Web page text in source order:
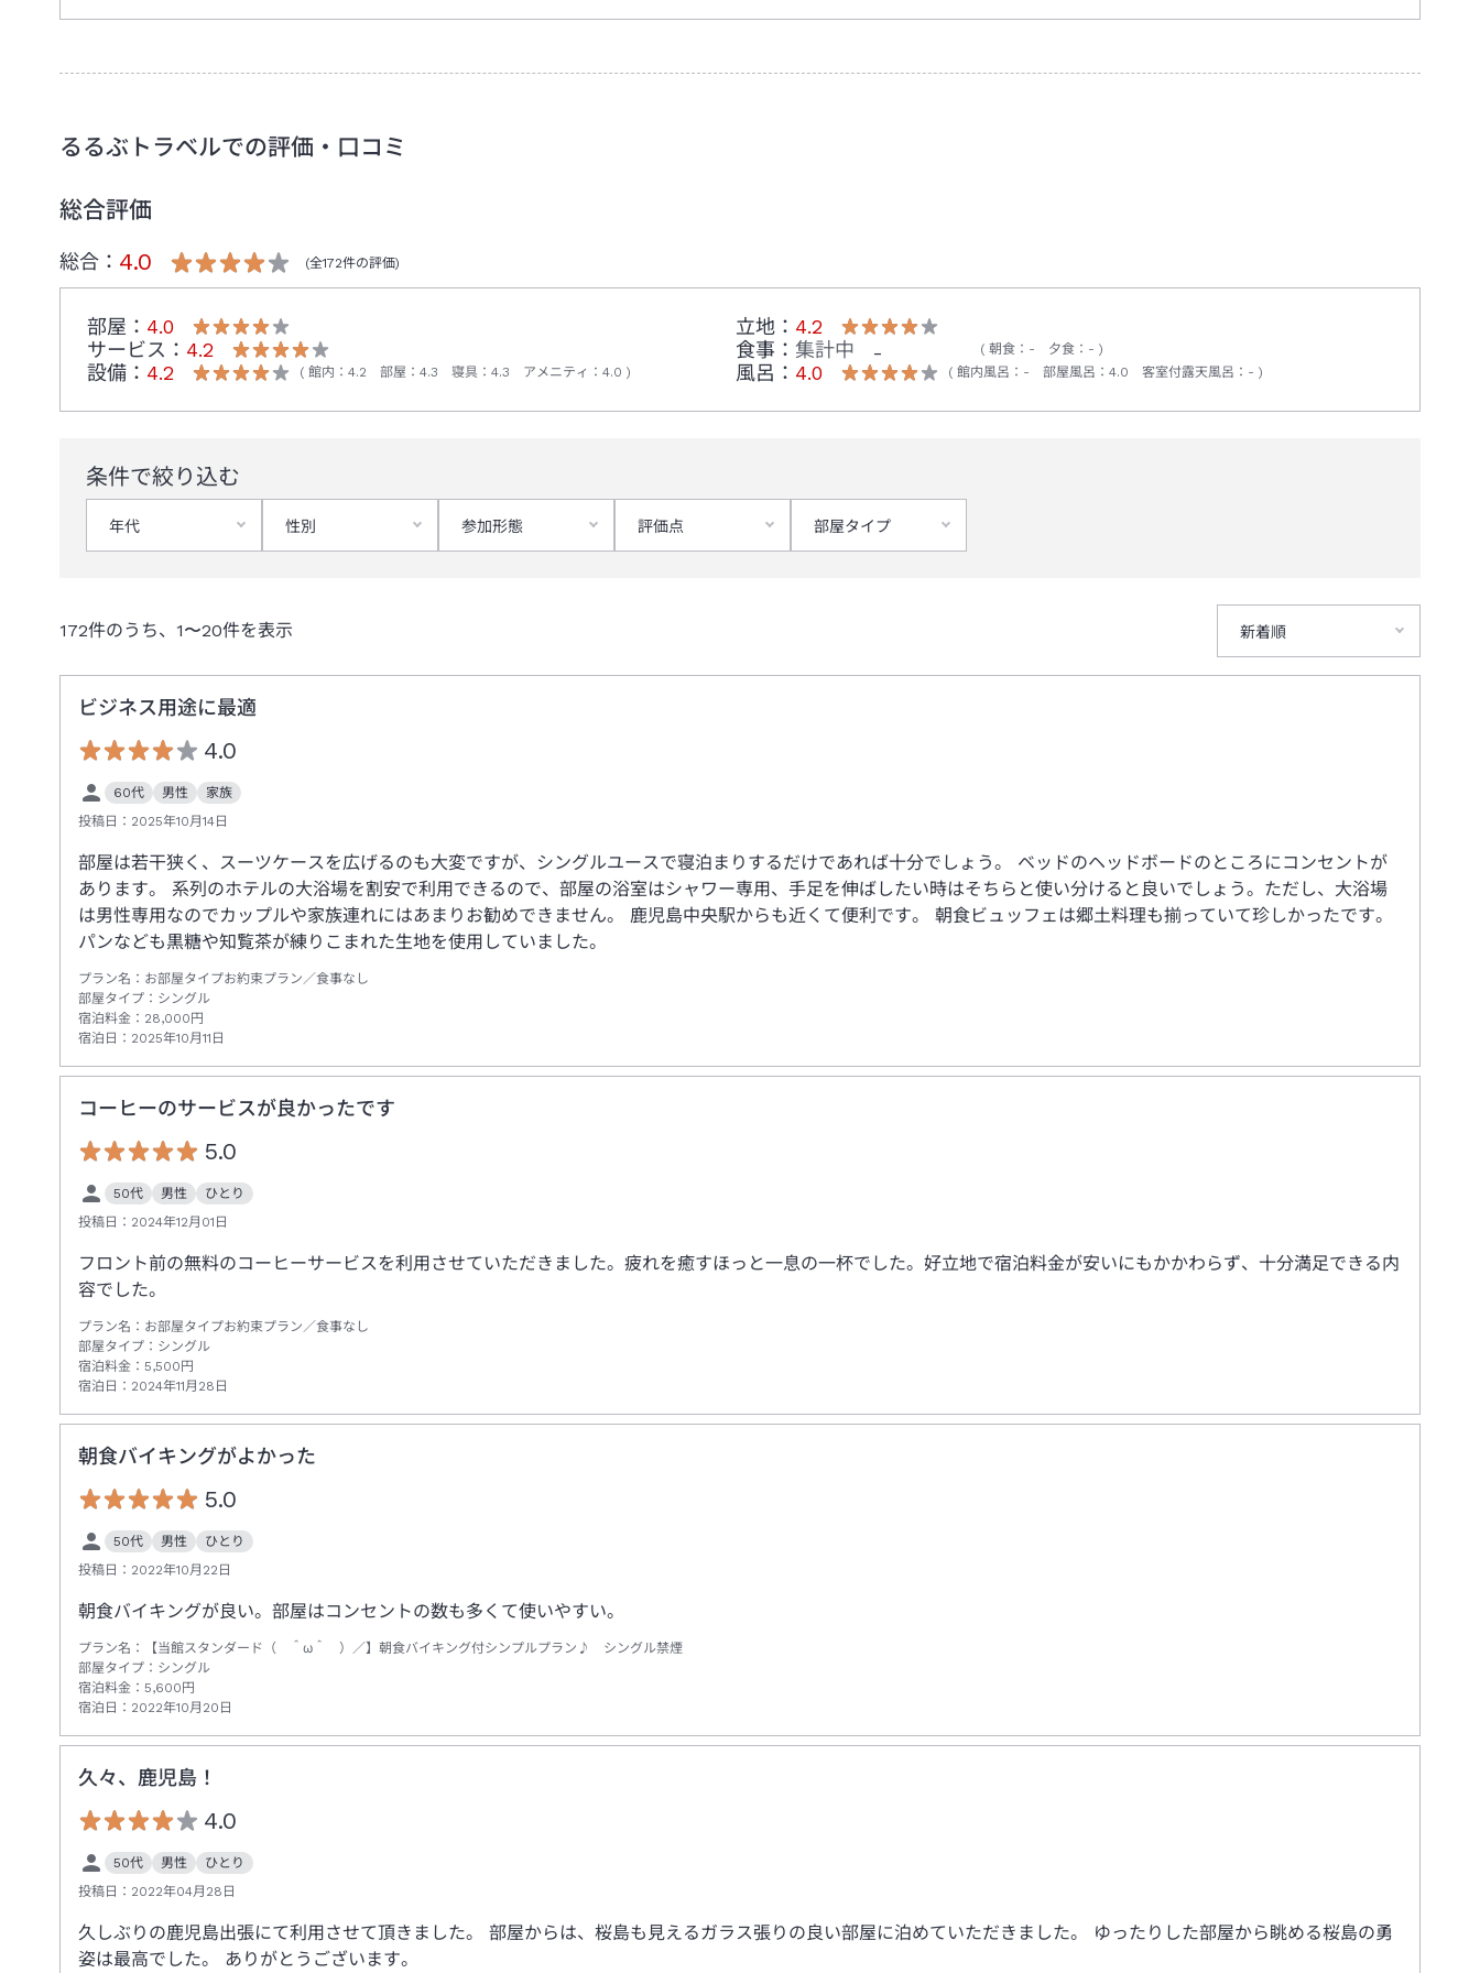
るるぶトラベルでの評価・口コミ
総合評価
総合： 4.0 (全172件の評価)
部屋： 4.0 立地： 4.2
サービス： 4.2 食事： 集計中 - 朝食 ： - 夕食 ： -
設備： 4.2 館内 ： 4.2 部屋 ： 4.3 寝具 ： 4.3 アメニティ ： 4.0 風呂： 4.0 館内風呂 ： - 部屋風呂 ： 4.0 客室付露天風呂 ： -
条件で絞り込む
年代 性別 参加形態 評価点 部屋タイプ
172件のうち、 1〜20件を表示 新着順
ビジネス用途に最適
4.0
60代 男性
家族
投稿日： 2025年10月14日
部屋は若干狭く、スーツケースを広げるのも大変ですが、シングルユースで寝泊まりするだけであれば十分でしょう。 ベッドのヘッドボードのところにコンセントが
あります。 系列のホテルの大浴場を割安で利用できるので、部屋の浴室はシャワー専用、手足を伸ばしたい時はそちらと使い分けると良いでしょう。ただし、大浴場
は男性専用なのでカップルや家族連れにはあまりお勧めできません。 鹿児島中央駅からも近くて便利です。 朝食ビュッフェは郷土料理も揃っていて珍しかったです。
パンなども黒糖や知覧茶が練りこまれた生地を使用していました。
プラン名： お部屋タイプお約束プラン／食事なし
部屋タイプ： シングル
宿泊料金： 28,000円
宿泊日： 2025年10月11日
コーヒーのサービスが良かったです
5.0
50代 男性
ひとり
投稿日： 2024年12月01日
フロント前の無料のコーヒーサービスを利用させていただきました。疲れを癒すほっと一息の一杯でした。好立地で宿泊料金が安いにもかかわらず、十分満足できる内
容でした。
プラン名： お部屋タイプお約束プラン／食事なし
部屋タイプ： シングル
宿泊料金： 5,500円
宿泊日： 2024年11月28日
朝食バイキングがよかった
5.0
50代 男性
ひとり
投稿日： 2022年10月22日
朝食バイキングが良い。部屋はコンセントの数も多くて使いやすい。
プラン名：
【当館スタンダード（ ＾ω＾ ）／】朝食バイキング付シンプルプラン♪ シングル禁煙
部屋タイプ： シングル
宿泊料金： 5,600円
宿泊日： 2022年10月20日
久々、鹿児島！
4.0
50代 男性
ひとり
投稿日： 2022年04月28日
久しぶりの鹿児島出張にて利用させて頂きました。 部屋からは、桜島も見えるガラス張りの良い部屋に泊めていただきました。 ゆったりした部屋から眺める桜島の勇
姿は最高でした。 ありがとうございます。